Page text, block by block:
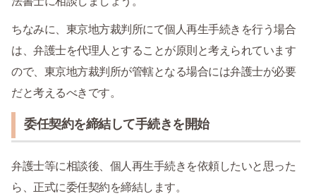
ちなみに、東京地方裁判所にて個人再生手続きを行う場合
は、弁護士を代理人とすることが原則と考えられています
ので、東京地方裁判所が管轄となる場合には弁護士が必要
だと考えるべきです。
委任契約を締結して手続きを開始
弁護士等に相談後、個人再生手続きを依頼したいと思った
ら、正式に委任契約を締結します。